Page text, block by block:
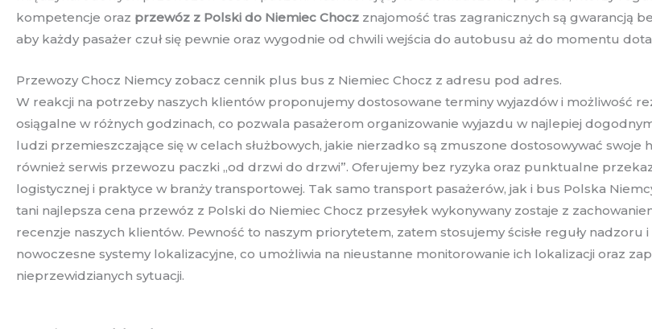
kompetencje oraz przewóz z Polski do Niemiec Chocz znajomość tras zagranicznych są gwarancją
aby każdy pasażer czuł się pewnie oraz wygodnie od chwili wejścia do autobusu aż do momentu
Przewozy Chocz Niemcy zobacz cennik plus bus z Niemiec Chocz z adresu pod adres.
W reakcji na potrzeby naszych klientów proponujemy dostosowane terminy wyjazdów i możliwość
osiągalne w różnych godzinach, co pozwala pasażerom organizowanie wyjazdu w najlepiej
ludzi przemieszczające się w celach służbowych, jakie nierzadko są zmuszone dostosowywać
również serwis przewozu paczki „od drzwi do drzwi”. Oferujemy bez ryzyka oraz punktualne
logistycznej i praktyce w branży transportowej. Tak samo transport pasażerów, jak i bus Polska
tani najlepsza cena przewóz z Polski do Niemiec Chocz przesyłek wykonywany zostaje z
recenzje naszych klientów. Pewność to naszym priorytetem, zatem stosujemy ścisłe reguły
nowoczesne systemy lokalizacyjne, co umożliwia na nieustanne monitorowanie ich lokalizacji oraz
nieprzewidzianych sytuacji.